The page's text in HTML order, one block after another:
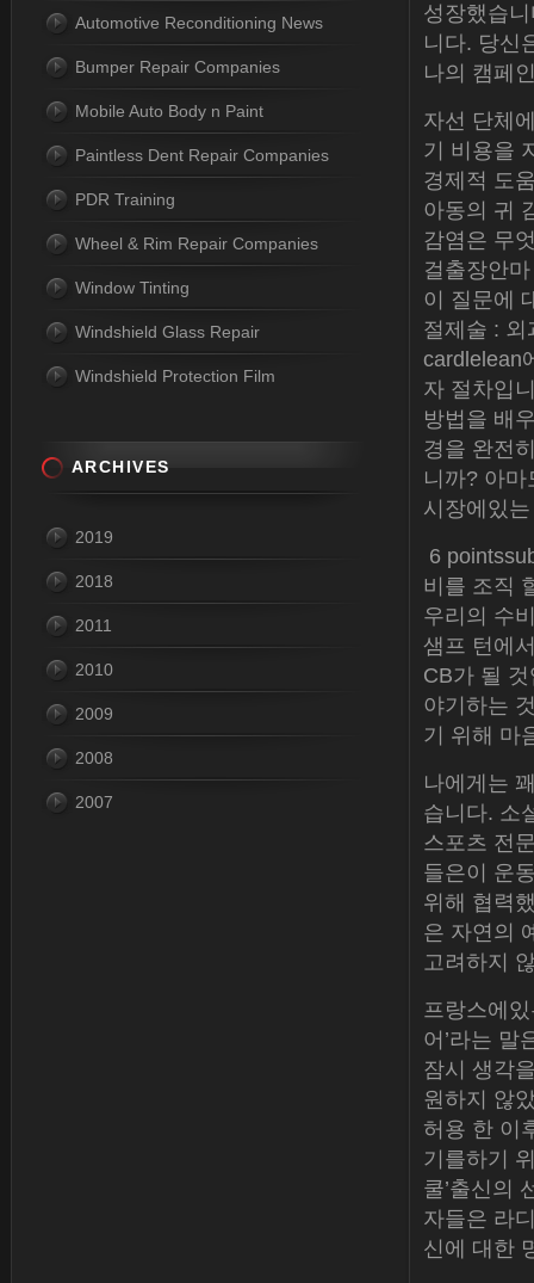
성장했습
니다. 당신
나의 캠페
자선 단체
기 비용을
경제적 도
아동의 귀
감염은 무
걸출장안
이 질문에
절제술 :
cardlelean
자 절차입
방법을 배
경을 완전
니까? 아
시장에있
6
비를 조직
우리의 수
샘프 턴에
CB가 될
야기하는
기 위해 마
나에게는
습니다. 소
스포츠 전
들은이 운
위해 협력
은 자연의
고려하지
프랑스에
어’라는 말
잠시 생각
원하지 않
허용 한 이
기를하기
쿨’출신의
자들은 라
신에 대한
Automotive Reconditioning News
Bumper Repair Companies
Mobile Auto Body n Paint
Paintless Dent Repair Companies
PDR Training
Wheel & Rim Repair Companies
Window Tinting
Windshield Glass Repair
Windshield Protection Film
ARCHIVES
2019
2018
2011
2010
2009
2008
2007